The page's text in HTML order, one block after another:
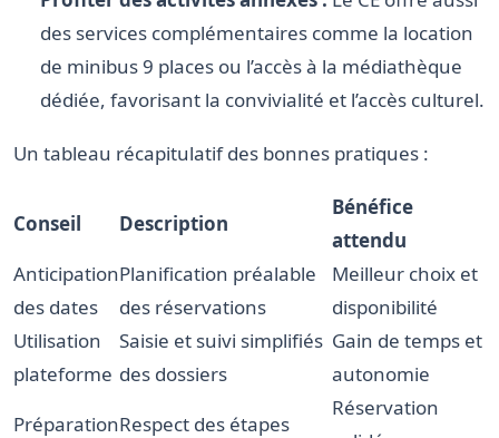
des services complémentaires comme la location
de minibus 9 places ou l’accès à la médiathèque
dédiée, favorisant la convivialité et l’accès culturel.
Un tableau récapitulatif des bonnes pratiques :
Conseil Description
Bénéfice
attendu
Anticipation
des dates
Planification préalable
des réservations
Meilleur choix et
disponibilité
Utilisation
plateforme
Saisie et suivi simplifiés
des dossiers
Gain de temps et
autonomie
PréparationRespect des étapes
Réservation